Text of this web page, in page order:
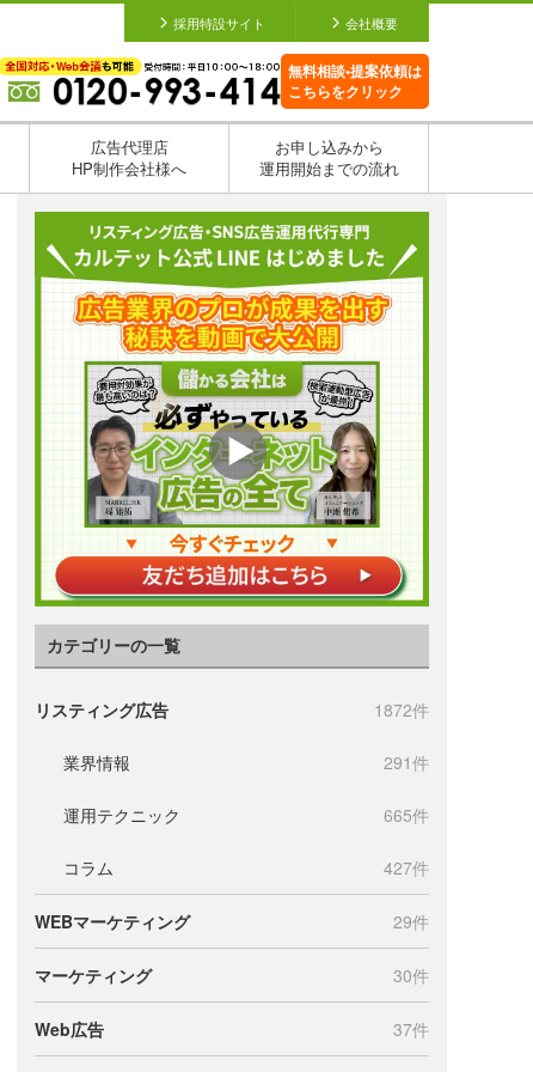
採用特設サイト 会社概要
無料相談•提案依頼は
こちらをクリック
広告代理店
HP制作会社様へ
お申し込みから
運用開始までの流れ
カテゴリーの一覧
リスティング広告 1872件
業界情報 291件
運用テクニック 665件
コラム 427件
WEBマーケティング 29件
マーケティング 30件
Web広告 37件